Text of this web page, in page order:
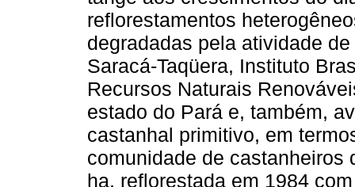
reflorestamentos
degradadas pela atividade
Saracá-Taqüera, Instituto
Recursos Naturais
estado do Pará e, também,
castanhal primitivo, em
comunidade de castanheiros
ha, reflorestada em 1984